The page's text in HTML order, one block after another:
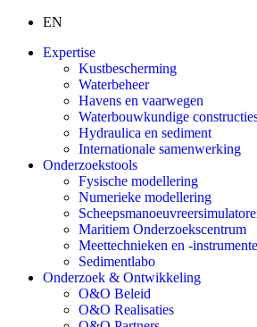
EN
Expertise
Kustbescherming
Waterbeheer
Havens en vaarwegen
Waterbouwkundige
Hydraulica en sediment
Internationale samenwerking
Onderzoekstools
Fysische modellering
Numerieke modellering
Maritiem Onderzoekscentrum
Meettechnieken en -
Sedimentlabo
Onderzoek & Ontwikkeling
O&O Beleid
O&O Realisaties